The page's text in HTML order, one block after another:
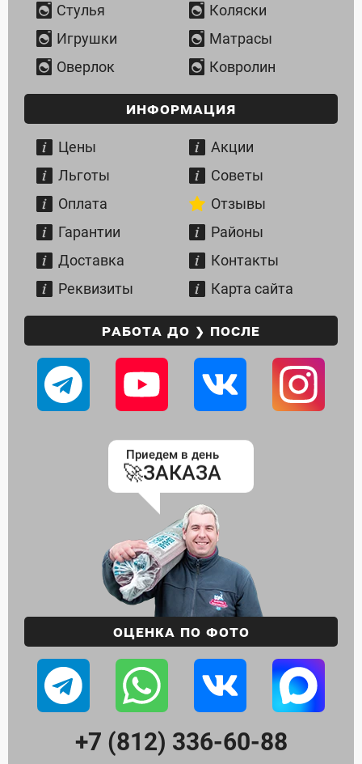
Стулья
Коляски
Игрушки
Матрасы
Оверлок
Ковролин
Информация
Цены
Акции
Льготы
Советы
Оплата
Отзывы
Гарантии
Районы
Доставка
Контакты
Реквизиты
Карта сайта
РАБОТА ДО ❯ ПОСЛЕ
Фабрика доставляет
БЕСПЛАТНО
Оценка по фото
+7 (812) 336-60-88